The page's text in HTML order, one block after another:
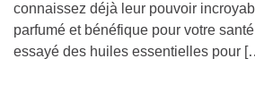
connaissez déjà leur pouvoir
parfumé et bénéfique pour votre
essayé des huiles essentielles pour